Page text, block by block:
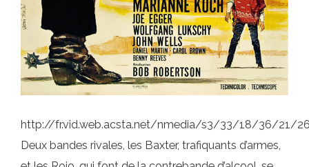
http://fr.vid.web.acsta.net/nmedia/s3/33/18/36/21/
Deux bandes rivales, les Baxter, trafiquants d’armes,